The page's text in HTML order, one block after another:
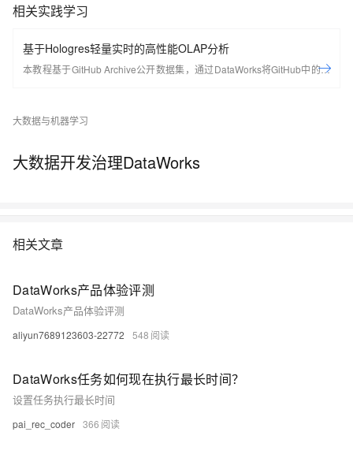
相关实践学习
基于Hologres轻量实时的高性能OLAP分析
本教程基于GitHub Archive公开数据集，通过DataWorks将GitHub中的项
语⾔等多个维度了解GitHub实时数据变化情况。
大数据与机器学习
大数据开发治理DataWorks
相关文章
DataWorks产品体验评测
DataWorks产品体验评测
aliyun7689123603-22772 548
DataWorks任务如何现在执行最长时间？
设置任务执行最长时间
pai_rec_coder 366